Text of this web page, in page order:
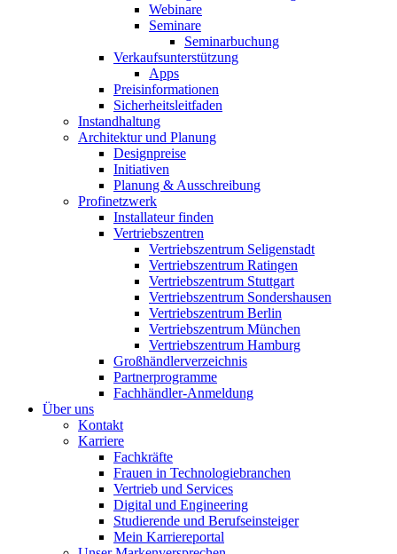
Webinare
Seminare
Seminarbuchung
Verkaufsunterstützung
Apps
Preisinformationen
Sicherheitsleitfaden
Instandhaltung
Architektur und Planung
Designpreise
Initiativen
Planung & Ausschreibung
Profinetzwerk
Installateur finden
Vertriebszentren
Vertriebszentrum Seligenstadt
Vertriebszentrum Ratingen
Vertriebszentrum Stuttgart
Vertriebszentrum Sondershausen
Vertriebszentrum Berlin
Vertriebszentrum München
Vertriebszentrum Hamburg
Großhändlerverzeichnis
Partnerprogramme
Fachhändler-Anmeldung
Über uns
Kontakt
Karriere
Fachkräfte
Frauen in Technologiebranchen
Vertrieb und Services
Digital und Engineering
Studierende und Berufseinsteiger
Mein Karriereportal